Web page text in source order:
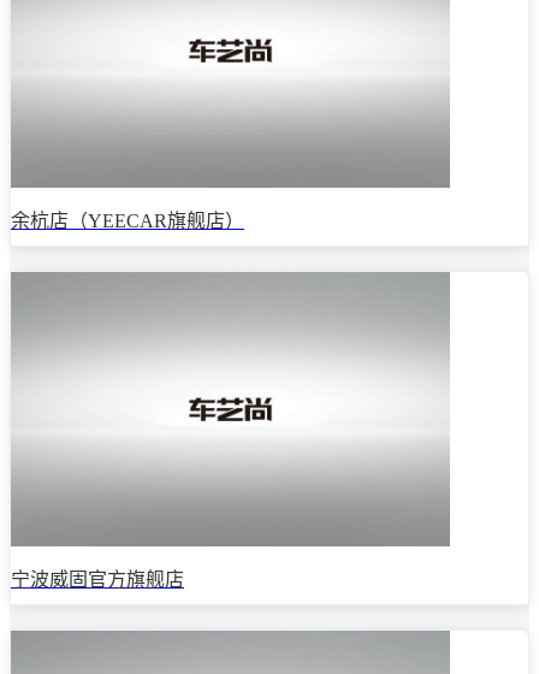
余杭店（YEECAR旗舰店）
宁波威固官方旗舰店